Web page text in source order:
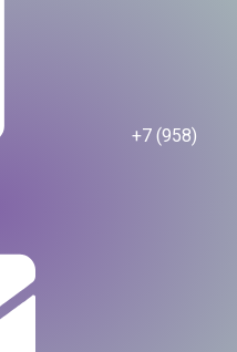
+7 (958)